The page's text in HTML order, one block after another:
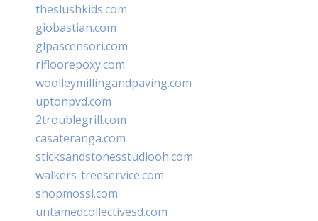
theslushkids.com
giobastian.com
glpascensori.com
rifloorepoxy.com
woolleymillingandpaving.com
uptonpvd.com
2troublegrill.com
casateranga.com
sticksandstonesstudiooh.com
walkers-treeservice.com
shopmossi.com
untamedcollectivesd.com